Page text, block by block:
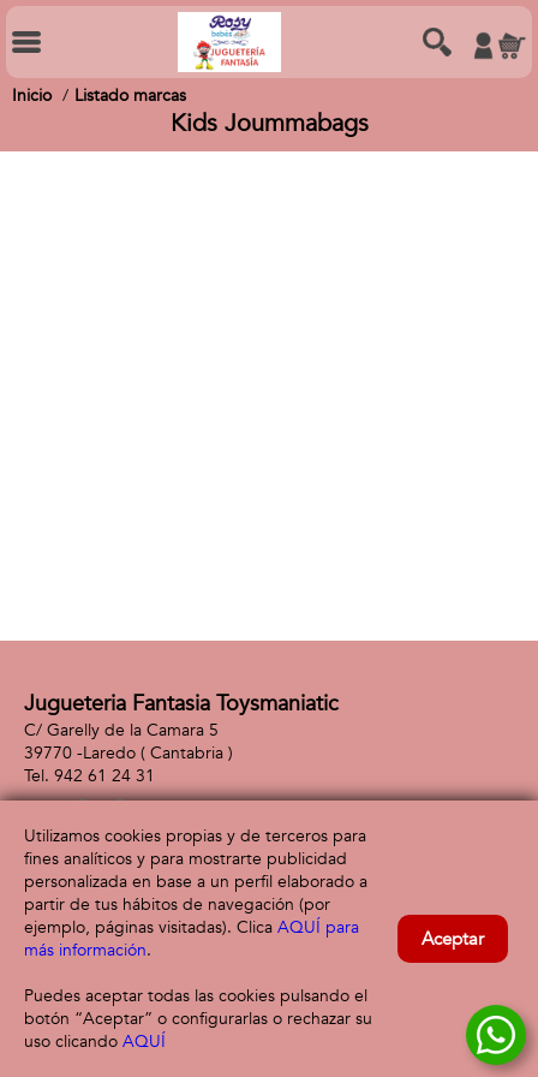
Inicio Listado marcas
Kids Joummabags
Jugueteria Fantasia Toysmaniatic
C/ Garelly de la Camara 5
39770 -Laredo ( Cantabria )
942 61 24 31
Información
Aviso legal
Política de privacidad
Política de cookies
Atención al cliente
Envío y devolución
Utilizamos cookies propias y de terceros para
fines analíticos y para mostrarte publicidad
personalizada en base a un perfil elaborado a
partir de tus hábitos de navegación (por
ejemplo, páginas visitadas). Clica AQUÍ para
más información.
Puedes aceptar todas las cookies pulsando el
botón “Aceptar” o configurarlas o rechazar su
uso clicando AQUÍ
Aceptar